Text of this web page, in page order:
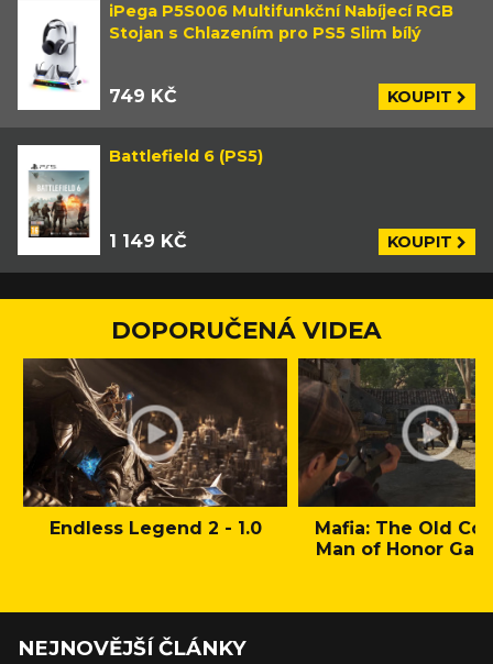
iPega P5S006 Multifunkční Nabíjecí RGB
Stojan s Chlazením pro PS5 Slim bílý
749 KČ KOUPIT
Battlefield 6 (PS5)
1 149 KČ KOUPIT
DOPORUČENÁ VIDEA
Endless Legend 2 - 1.0
Mafia: The Old
Man of Honor
NEJNOVĚJŠÍ ČLÁNKY